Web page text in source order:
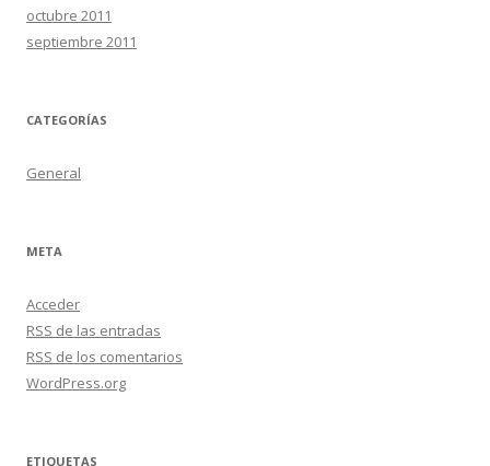
octubre 2011
septiembre 2011
CATEGORÍAS
General
META
Acceder
RSS de las entradas
RSS de los comentarios
WordPress.org
ETIQUETAS